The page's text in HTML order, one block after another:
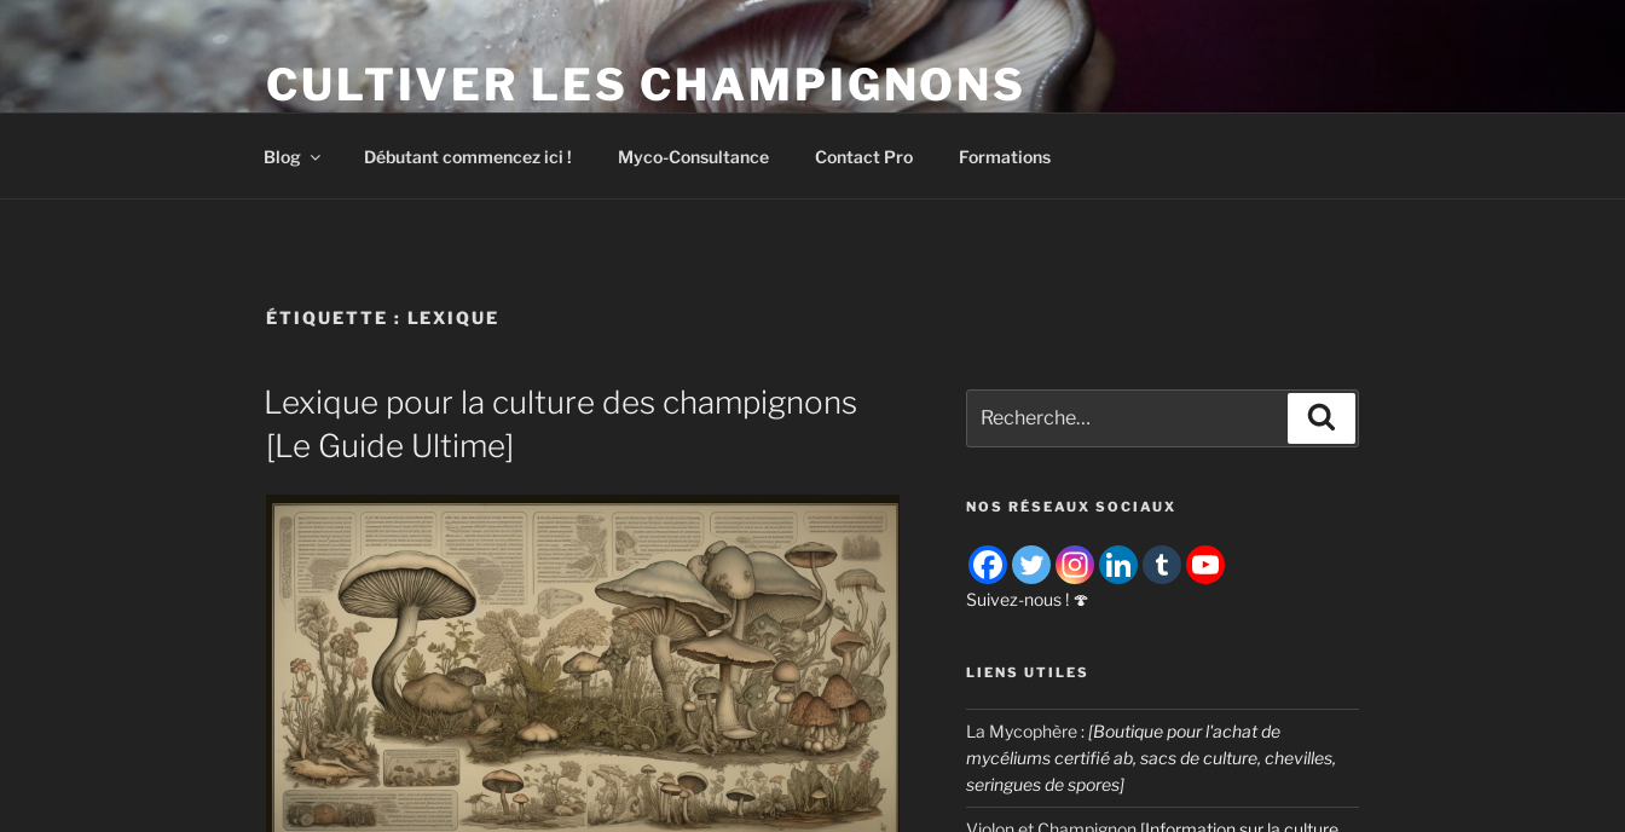
Aller
au
contenu
principal
CULTIVER LES CHAMPIGNONS
Blog Débutant commencez ici ! Myco-Consultance Contact Pro Formations
ÉTIQUETTE : LEXIQUE
Lexique pour la culture des champignons
[Le Guide Ultime]
pour
:
NOS RÉSEAUX SOCIAUX
Suivez-nous ! 🍄
LIENS UTILES
La Mycophère : [Boutique pour l'achat de
mycéliums certifié ab, sacs de culture, chevilles,
seringues de spores]